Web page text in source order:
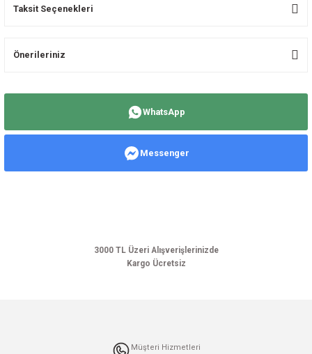
Taksit Seçenekleri
Önerileriniz
Ürün resmi kalitesiz, bozuk veya görüntülenemiyor.
WhatsApp
Messenger
3000 TL Üzeri Alışverişlerinizde
Kargo Ücretsiz
Müşteri Hizmetleri